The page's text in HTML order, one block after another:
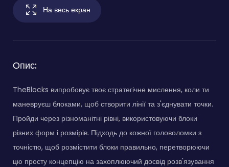
На весь екран
Опис:
TheBlocks випробовує твоє стратегічне мислення, коли ти
маневруєш блоками, щоб створити лінії та з'єднувати точки.
Пройди через різноманітні рівні, використовуючи блоки
різних форм і розмірів. Підходь до кожної головоломки з
точністю, щоб розмістити блоки правильно, перетворюючи
цю просту концепцію на захоплюючий досвід розв'язування